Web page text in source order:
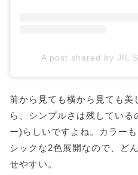
A post shared by JIL
前から見ても横から見ても
ら、シンプルさは残してい
ー)らしいですよね。カラー
シックな2色展開なので、ど
せやすい。